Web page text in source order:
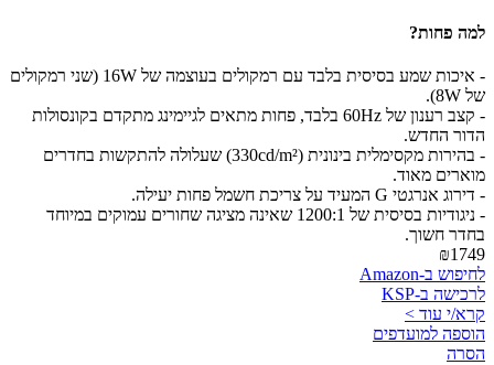
למה פחות?
- איכות שמע בסיסית בלבד עם רמקולים בעוצמה של 16W (שני רמקולים
של 8W).
- קצב רענון של 60Hz בלבד, פחות מתאים לגיימינג מתקדם בקונסולות
הדור החדש.
- בהירות מקסימלית בינונית (330cd/m²) שעלולה להתקשות בחדרים
מוארים מאוד.
- דירוג אנרגטי G המעיד על צריכת חשמל פחות יעילה.
- ניגודיות בסיסית של 1200:1 שאינה מציגה שחורים עמוקים במיוחד
בחדר חשוך.
₪1749
לחיפוש ב-Amazon
לרכישה ב-KSP
קרא/י עוד >
הוספה למועדפים
הסרה